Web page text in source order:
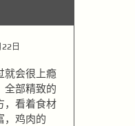
日
就会很上瘾
全部精致的
，看着食材
，鸡肉的